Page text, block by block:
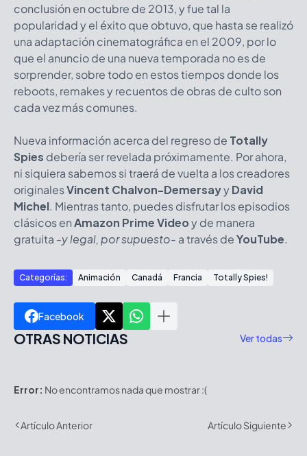
conclusión en octubre de 2013, y fue tal la
popularidad y el éxito que obtuvo, que hasta se realizó
una adaptación cinematográfica en el 2009, por lo
que el anuncio de una nueva temporada no es de
sorprender, sobre todo en estos tiempos donde los
reboots, remakes y recuentos de obras de culto son
cada vez más comunes.
Nueva información acerca del regreso de Totally
Spies debería ser revelada próximamente. Por ahora,
ni siquiera sabemos si traerá de vuelta a los creadores
originalesVincent Chalvon-DemersayyDavid
Michel. Mientras tanto, puedes disfrutar los episodios
clásicos enAmazon Prime Videoy de manera
gratuita -y legal, por supuesto- a través deYouTube.
Categorías: Animación Canadá Francia Totally Spies!
Facebook
OTRAS NOTICIAS Ver todas
Error: No encontramos nada que mostrar :(
Artículo Anterior Artículo Siguiente